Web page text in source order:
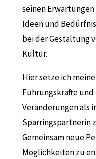
seinen
Ideen und
bei der Gestaltung
Kultur.
Hier setze ich
Führungskräfte
Veränderungen als
Sparringspartnerin
Gemeinsam neue
Möglichkeiten zu